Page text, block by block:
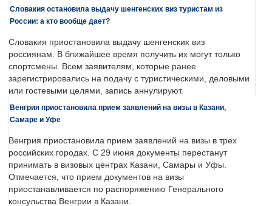
Словакия остановила выдачу шенгенских виз туристам из
России: а кто вообще дает?
Словакия приостановила выдачу шенгенских виз
россиянам. В ближайшее время получить их могут только
спортсмены. Всем заявителям, которые ранее
зарегистрировались на подачу с туристическими, деловыми
или гостевыми целями, запись аннулируют.
Венгрия приостановила прием заявлений на визы в Казани,
Самаре и Уфе
Венгрия приостановила прием заявлений на визы в трех
российских городах. С 29 июня документы перестанут
принимать в визовых центрах Казани, Самары и Уфы.
Отмечается, что прием документов на визы
приостанавливается по распоряжению Генерального
консульства Венгрии в Казани.